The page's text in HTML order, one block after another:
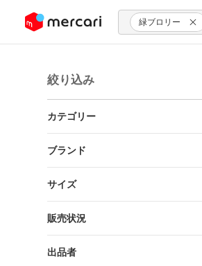
ツにスキップ 緑ブロリー
絞り込み
カテゴリー
ブランド
サイズ
販売状況
出品者